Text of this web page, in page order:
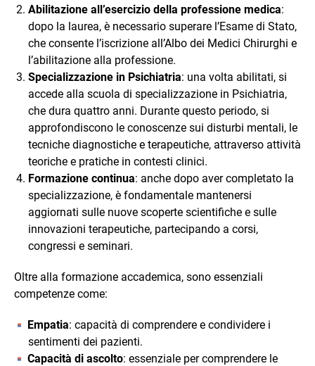
Abilitazione all’esercizio della professione medica:
dopo la laurea, è necessario superare l’Esame di Stato,
che consente l’iscrizione all’Albo dei Medici Chirurghi e
l’abilitazione alla professione.
Specializzazione in Psichiatria: una volta abilitati, si
accede alla scuola di specializzazione in Psichiatria,
che dura quattro anni. Durante questo periodo, si
approfondiscono le conoscenze sui disturbi mentali, le
tecniche diagnostiche e terapeutiche, attraverso attività
teoriche e pratiche in contesti clinici.
Formazione continua: anche dopo aver completato la
specializzazione, è fondamentale mantenersi
aggiornati sulle nuove scoperte scientifiche e sulle
innovazioni terapeutiche, partecipando a corsi,
congressi e seminari.
Oltre alla formazione accademica, sono essenziali
competenze come:
Empatia: capacità di comprendere e condividere i
sentimenti dei pazienti.
Capacità di ascolto: essenziale per comprendere le